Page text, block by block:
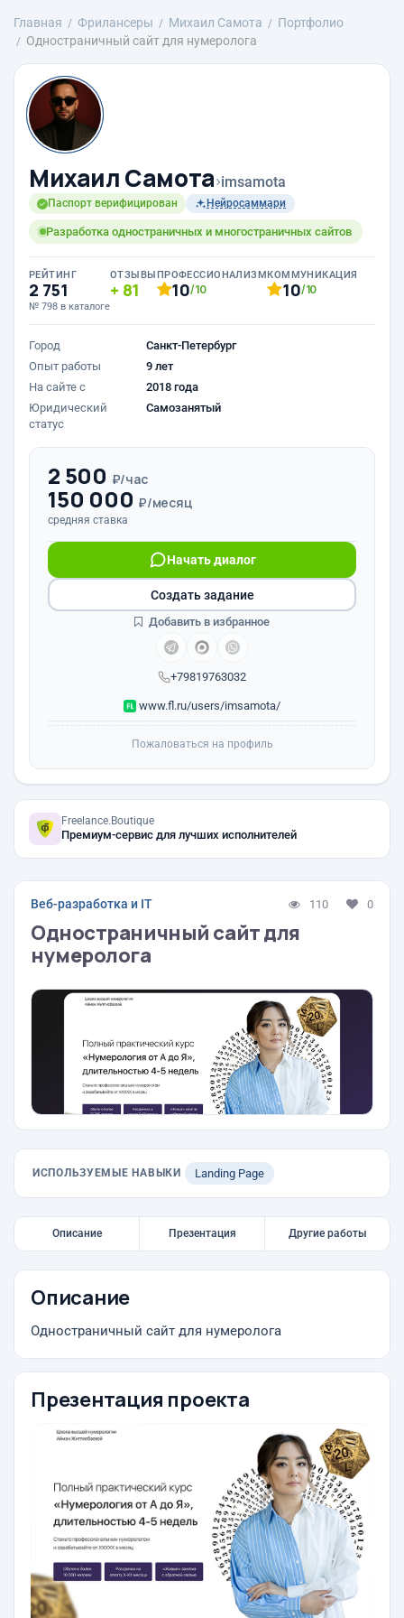
Главная Фрилансеры Михаил Самота
Портфолио
Одностраничный сайт для нумеролога
Михаил Самота›imsamota
Паспорт верифицирован Нейросаммари
Разработка одностраничных и многостраничных сайтов
РЕЙТИНГ
2 751
№ 798 в каталоге
ОТЗЫВЫ
81
ПРОФЕССИОНАЛИЗМ
10/10
КОММУНИКАЦИЯ
10/10
Город
Санкт-Петербург
Опыт работы
9 лет
На сайте с
2018 года
Юридический
статус
Самозанятый
2 500 ₽/час
150 000 ₽/месяц
средняя ставка
+79819763032
Начать диалог
www.fl.ru/users/imsamota/
Создать задание
Добавить в избранное
Пожаловаться на профиль
Freelance.Boutique
Премиум-сервис для лучших исполнителей
Веб-разработка и IT 110 0
Одностраничный сайт для
нумеролога
ИСПОЛЬЗУЕМЫЕ НАВЫКИ Landing Page
Описание Презентация Другие работы
Описание
Одностраничный сайт для нумеролога
Презентация проекта